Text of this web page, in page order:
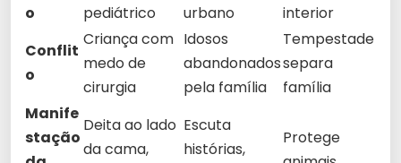
o
pediátrico
urbano
interior
Conflit
o
Criança com
medo de
cirurgia
Idosos
abandonados
pela família
Tempestade
separa
família
Manife
stação
Deita ao lado
da cama,
Escuta
histórias,
Protege